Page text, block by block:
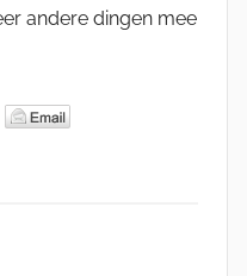
andere dingen mee